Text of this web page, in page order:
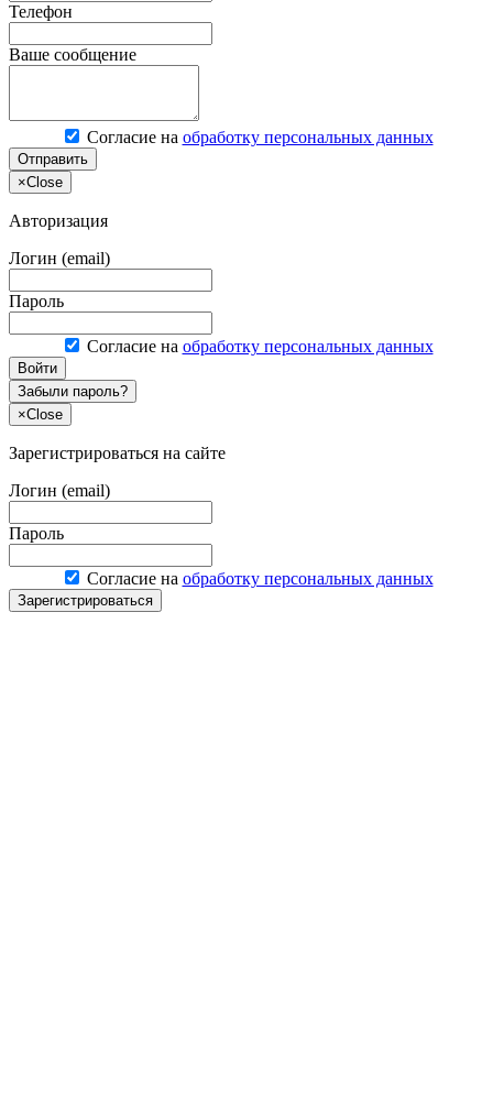
Телефон
Ваше сообщение
Согласие на обработку персональных данных
Отправить
×Close
Авторизация
Логин (email)
Пароль
Согласие на обработку персональных данных
Войти
Забыли пароль?
×Close
Зарегистрироваться на сайте
Логин (email)
Пароль
Согласие на обработку персональных данных
Зарегистрироваться